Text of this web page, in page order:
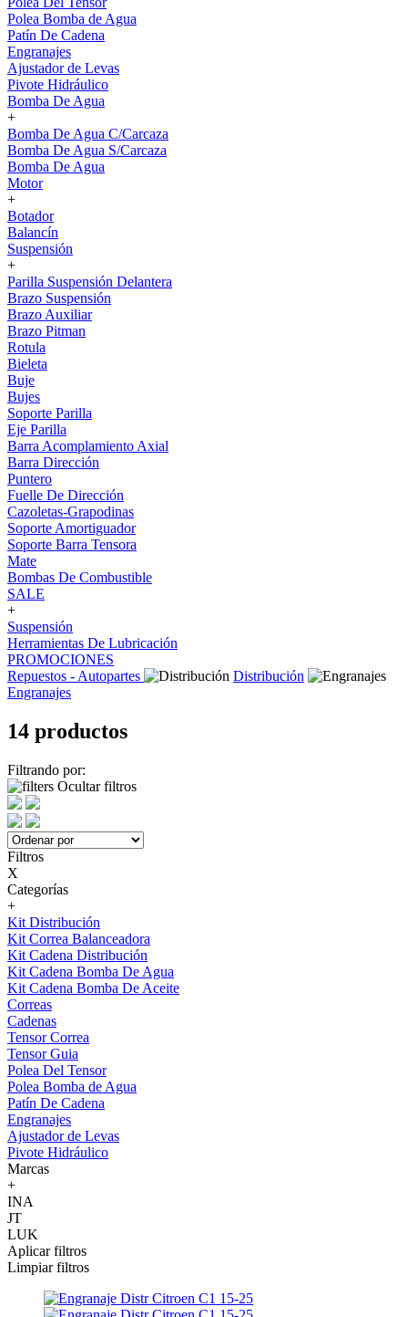
Polea Bomba de Agua
Patín De Cadena
Engranajes
Ajustador de Levas
Pivote Hidráulico
Bomba De Agua
+
Bomba De Agua C/Carcaza
Bomba De Agua S/Carcaza
Bomba De Agua
Motor
+
Botador
Balancín
Suspensión
+
Parilla Suspensión Delantera
Brazo Suspensión
Brazo Auxiliar
Brazo Pitman
Rotula
Bieleta
Buje
Bujes
Soporte Parilla
Eje Parilla
Barra Acomplamiento Axial
Barra Dirección
Puntero
Fuelle De Dirección
Cazoletas-Grapodinas
Soporte Amortiguador
Soporte Barra Tensora
Mate
Bombas De Combustible
SALE
+
Suspensión
Herramientas De Lubricación
PROMOCIONES
Repuestos - Autopartes
Distribución
Engranajes
14 productos
Filtrando por:
Ocultar filtros
Filtros
X
Categorías
+
Kit Distribución
Kit Correa Balanceadora
Kit Cadena Distribución
Kit Cadena Bomba De Agua
Kit Cadena Bomba De Aceite
Correas
Cadenas
Tensor Correa
Tensor Guia
Polea Del Tensor
Polea Bomba de Agua
Patín De Cadena
Engranajes
Ajustador de Levas
Pivote Hidráulico
Marcas
+
INA
JT
LUK
Aplicar filtros
Limpiar filtros